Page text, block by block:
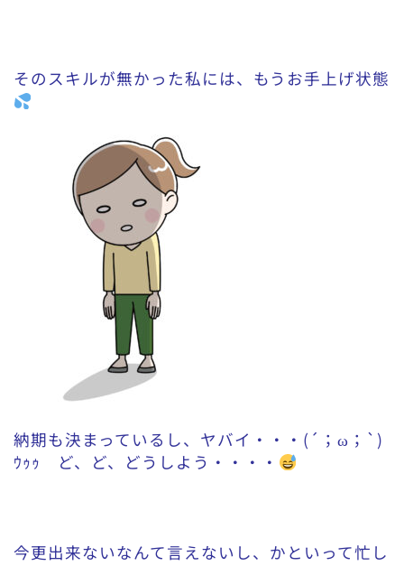
そのスキルが無かった私には、もうお手上げ状態
納期も決まっているし、ヤバイ・・・(´；ω；`)
ｳｩｩ ど、ど、どうしよう・・・・
今更出来ないなんて言えないし、かといって忙し